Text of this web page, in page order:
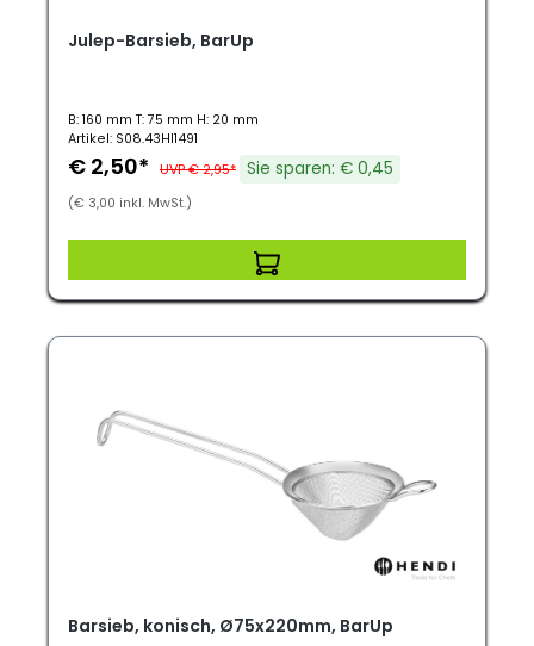
Julep-Barsieb, BarUp
B: 160 mm T: 75 mm H: 20 mm
Artikel: S08.43HI1491
€ 2,50* UVP € 2,95* Sie sparen: € 0,45
(€ 3,00 inkl. MwSt.)
Barsieb, konisch, Ø75x220mm, BarUp